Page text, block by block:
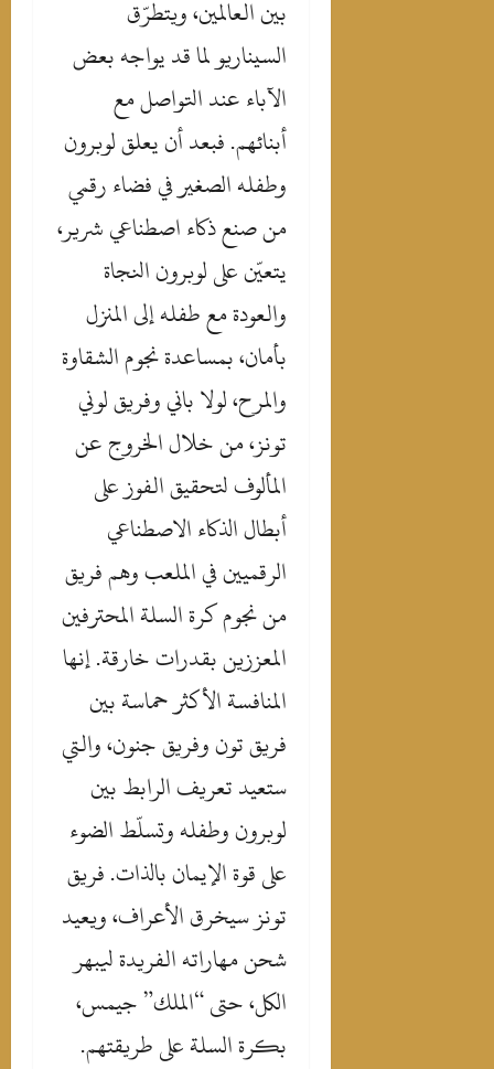
بين العالمين، ويتطرّق
السيناريو لما قد يواجه بعض
الآباء عند التواصل مع
أبنائهم. فبعد أن يعلق لوبرون
وطفله الصغير في فضاء رقمي
من صنع ذكاء اصطناعي شرير،
يتعيّن على لوبرون النجاة
والعودة مع طفله إلى المنزل
بأمان، بمساعدة نجوم الشقاوة
والمرح، لولا باني وفريق لوني
تونز، من خلال الخروج عن
المألوف لتحقيق الفوز على
أبطال الذكاء الاصطناعي
الرقميين في الملعب وهم فريق
من نجوم كرة السلة المحترفين
المعززين بقدرات خارقة. إنها
المنافسة الأكثر حماسة بين
فريق تون وفريق جنون، والتي
ستعيد تعريف الرابط بين
لوبرون وطفله وتسلّط الضوء
على قوة الإيمان بالذات. فريق
تونز سيخرق الأعراف، ويعيد
شحن مهاراته الفريدة ليبهر
الكل، حتى “الملك” جيمس،
بكرة السلة على طريقتهم.